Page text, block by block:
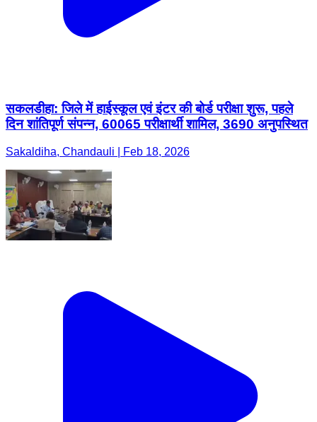
सकलडीहा: जिले में हाईस्कूल एवं इंटर की बोर्ड परीक्षा शुरू, पहले
दिन शांतिपूर्ण संपन्न, 60065 परीक्षार्थी शामिल, 3690 अनुपस्थित
Sakaldiha, Chandauli | Feb 18, 2026